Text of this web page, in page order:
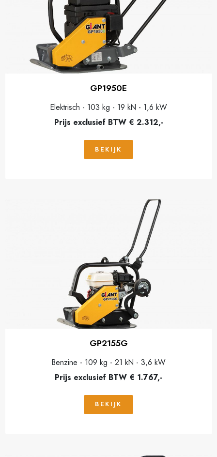
GP1950E
Elektrisch - 103 kg - 19 kN - 1,6 kW
Prijs exclusief BTW € 2.312,-
BEKIJK
GP2155G
Benzine - 109 kg - 21 kN - 3,6 kW
Prijs exclusief BTW € 1.767,-
BEKIJK